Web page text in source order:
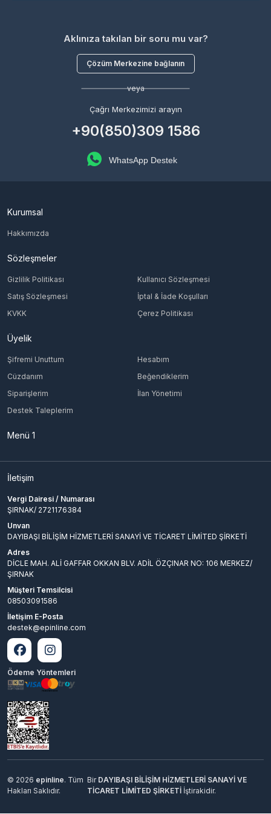
Aklınıza takılan bir soru mu var?
Çözüm Merkezine bağlanın
veya
Çağrı Merkezimizi arayın
+90(850)309 1586
WhatsApp Destek
Kurumsal
Hakkımızda
Sözleşmeler
Gizlilik Politikası
Kullanıcı Sözleşmesi
Satış Sözleşmesi
İptal & İade Koşulları
KVKK
Çerez Politikası
Üyelik
Şifremi Unuttum
Hesabım
Cüzdanım
Beğendiklerim
Siparişlerim
İlan Yönetimi
Destek Taleplerim
Menü 1
İletişim
Vergi Dairesi / Numarası
ŞIRNAK/ 2721176384
Unvan
DAYIBAŞI BİLİŞİM HİZMETLERİ SANAYİ VE TİCARET LİMİTED ŞİRKETİ
Adres
DİCLE MAH. ALİ GAFFAR OKKAN BLV. ADİL ÖZÇINAR NO: 106 MERKEZ/
ŞIRNAK
Müşteri Temsilcisi
08503091586
İletişim E-Posta
destek@epinline.com
Ödeme Yöntemleri
© 2026 epinline. Tüm
Hakları Saklıdır.
Bir DAYIBAŞI BİLİŞİM HİZMETLERİ SANAYİ VE
TİCARET LİMİTED ŞİRKETİ İştirakidir.